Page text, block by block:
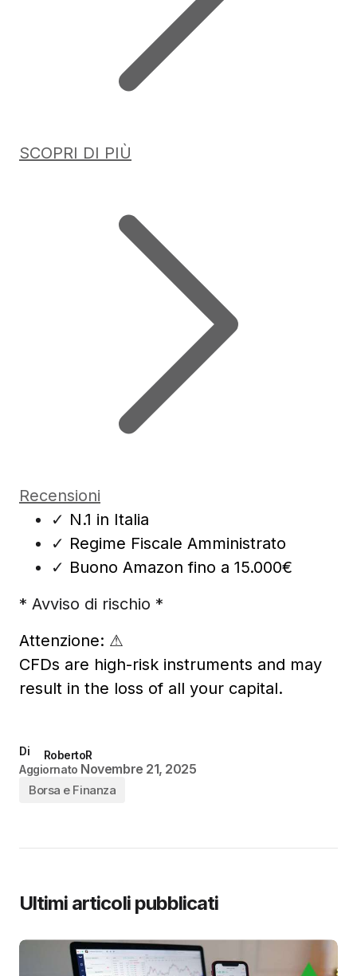
SCOPRI DI PIÙ
Recensioni
✓ N.1 in Italia
✓ Regime Fiscale Amministrato
✓ Buono Amazon fino a 15.000€
* Avviso di rischio *
Attenzione: ⚠
CFDs are high-risk instruments and may
result in the loss of all your capital.
Di
RobertoR
Aggiornato Novembre 21, 2025
Borsa e Finanza
Ultimi articoli pubblicati